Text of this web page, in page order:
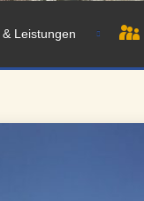
& Leistungen